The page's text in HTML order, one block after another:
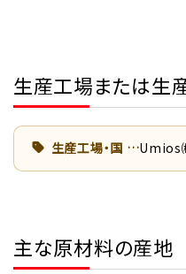
生産工場または生
生産工場・国 Umios
主な原材料の産地